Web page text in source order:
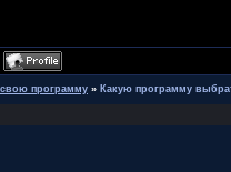
программу » Какую программу